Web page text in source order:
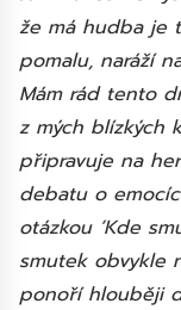
že má hudba je
pomalu, naráží
Mám rád tento
z mých blízkých
připravuje na
debatu o
otázkou ‘Kde
smutek obvykle
ponoří hlouběji